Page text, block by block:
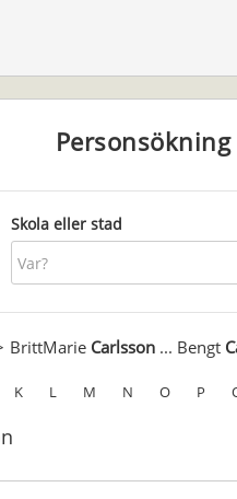
Personsökning
Skola eller stad
BrittMarie Carlsson... Bengt
K L M N O P